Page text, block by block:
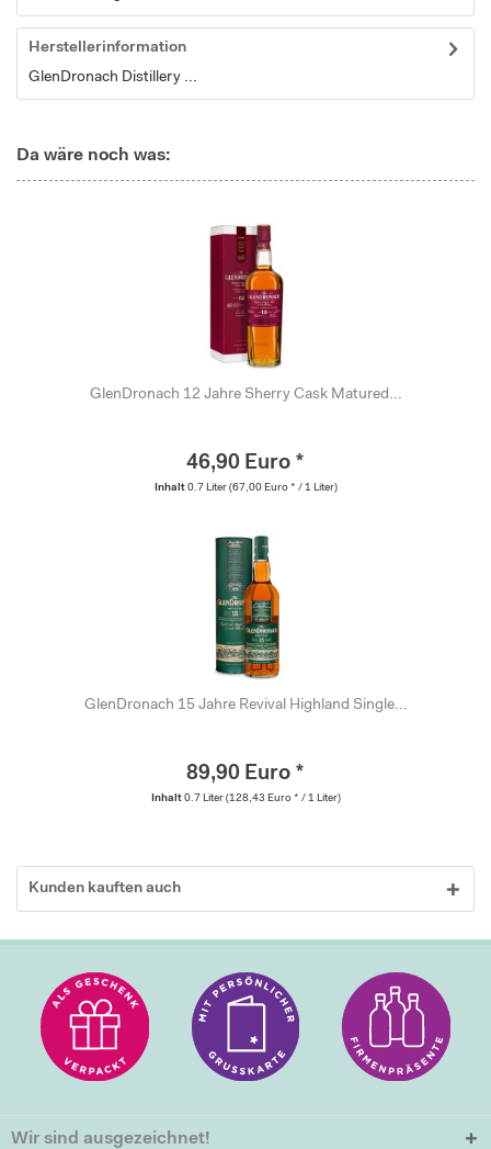
Herstellerinformation
GlenDronach Distillery ...
Da wäre noch was:
GlenDronach 12 Jahre Sherry Cask Matured...
46,90 Euro *
Inhalt 0.7 Liter (67,00 Euro * / 1 Liter)
GlenDronach 15 Jahre Revival Highland Single...
89,90 Euro *
Inhalt 0.7 Liter (128,43 Euro * / 1 Liter)
Kunden kauften auch
Wir sind ausgezeichnet!